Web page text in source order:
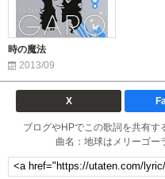
時の魔法
2013/09
X
ブログやHPでこの歌詞を共有
曲名：地球はメリーゴー